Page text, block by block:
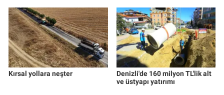
Kırsal yollara neşter
Denizli'de 160 milyon TL'lik alt
ve üstyapı yatırımı